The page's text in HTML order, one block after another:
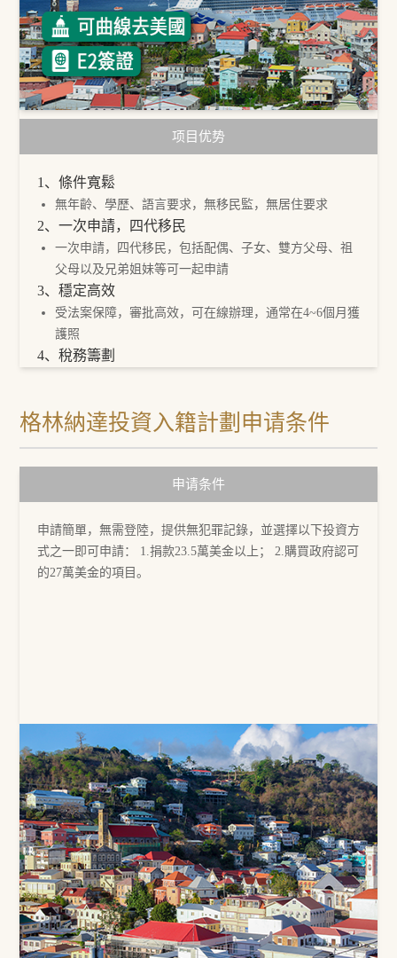
项目优势
1、條件寬鬆
無年齡、學歷、語言要求，無移民監，無居住要求
2、一次申請，四代移民
一次申請，四代移民，包括配偶、子女、雙方父母、祖
父母以及兄弟姐妹等可一起申請
3、穩定高效
受法案保障，審批高效，可在線辦理，通常在4~6個月獲
護照
4、稅務籌劃
可讀國際學校接軌歐美高等教育，也有機會憑外籍身份
6、免籤中國等145個國家和地區
免籤145個國家和地區，包括申根國家、中國、英國、新
格林納達投資入籍計劃申请条件
申请条件
申請簡單，無需登陸，提供無犯罪記錄，並選擇以下投資方
式之一即可申請： 1.捐款23.5萬美金以上； 2.購買政府認可
的27萬美金的項目。